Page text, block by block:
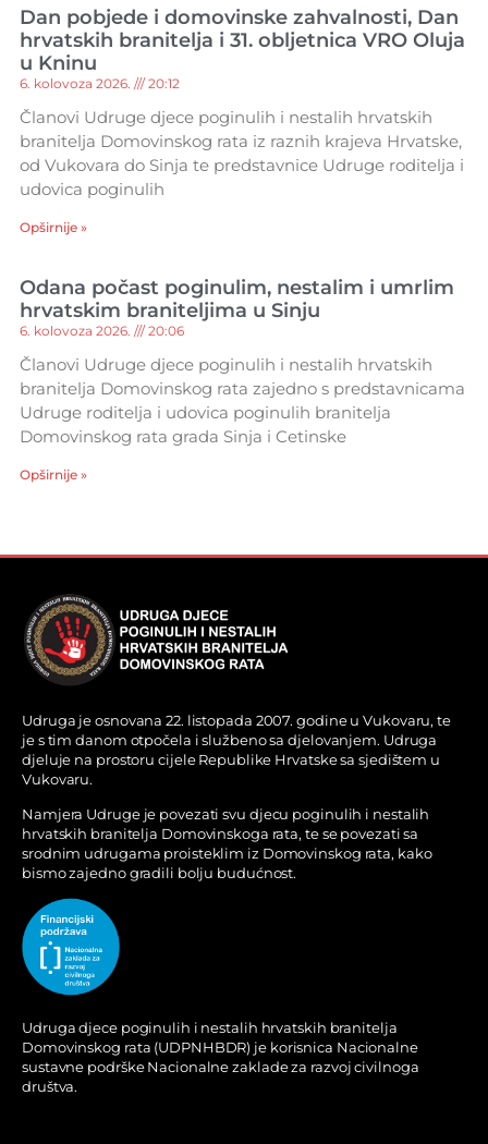
Dan pobjede i domovinske zahvalnosti, Dan
hrvatskih branitelja i 31. obljetnica VRO Oluja
u Kninu
6. kolovoza 2026. 20:12
Članovi Udruge djece poginulih i nestalih hrvatskih
branitelja Domovinskog rata iz raznih krajeva Hrvatske,
od Vukovara do Sinja te predstavnice Udruge roditelja i
udovica poginulih
Opširnije »
Odana počast poginulim, nestalim i umrlim
hrvatskim braniteljima u Sinju
6. kolovoza 2026. 20:06
Članovi Udruge djece poginulih i nestalih hrvatskih
branitelja Domovinskog rata zajedno s predstavnicama
Udruge roditelja i udovica poginulih branitelja
Domovinskog rata grada Sinja i Cetinske
Opširnije »
Udruga je osnovana 22. listopada 2007. godine u Vukovaru, te
je s tim danom otpočela i službeno sa djelovanjem. Udruga
djeluje na prostoru cijele Republike Hrvatske sa sjedištem u
Vukovaru.
Namjera Udruge je povezati svu djecu poginulih i nestalih
hrvatskih branitelja Domovinskoga rata, te se povezati sa
srodnim udrugama proisteklim iz Domovinskog rata, kako
bismo zajedno gradili bolju budućnost.
Udruga djece poginulih i nestalih hrvatskih branitelja
Domovinskog rata (UDPNHBDR) je korisnica Nacionalne
sustavne podrške Nacionalne zaklade za razvoj civilnoga
društva.